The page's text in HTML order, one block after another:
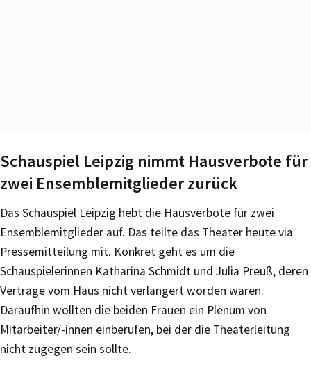
Schauspiel Leipzig nimmt Hausverbote für
zwei Ensemblemitglieder zurück
Das Schauspiel Leipzig hebt die Hausverbote für zwei
Ensemblemitglieder auf. Das teilte das Theater heute via
Pressemitteilung mit. Konkret geht es um die
Schauspielerinnen Katharina Schmidt und Julia Preuß, deren
Verträge vom Haus nicht verlängert worden waren.
Daraufhin wollten die beiden Frauen ein Plenum von
Mitarbeiter/-innen einberufen, bei der die Theaterleitung
nicht zugegen sein sollte.